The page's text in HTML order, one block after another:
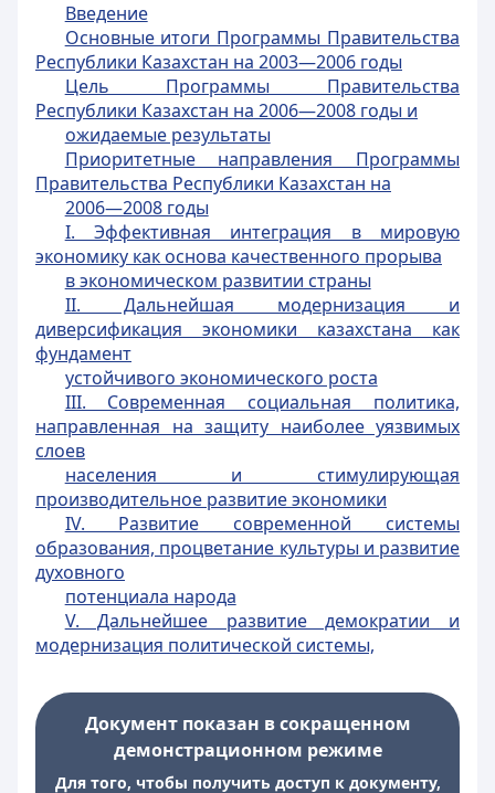
Введение
Основные итоги Программы Правительства
Республики Казахстан на 2003—2006 годы
Цель Программы Правительства
Республики Казахстан на 2006—2008 годы и
ожидаемые результаты
Приоритетные направления Программы
Правительства Республики Казахстан на
2006—2008 годы
I. Эффективная интеграция в мировую
экономику как основа качественного прорыва
в экономическом развитии страны
II. Дальнейшая модернизация и
диверсификация экономики казахстана как
фундамент
устойчивого экономического роста
III. Современная социальная политика,
направленная на защиту наиболее уязвимых
слоев
населения и стимулирующая
производительное развитие экономики
IV. Развитие современной системы
образования, процветание культуры и развитие
духовного
потенциала народа
V. Дальнейшее развитие демократии и
модернизация политической системы,
Документ показан в сокращенном
демонстрационном режиме
Для того, чтобы получить доступ к документу,